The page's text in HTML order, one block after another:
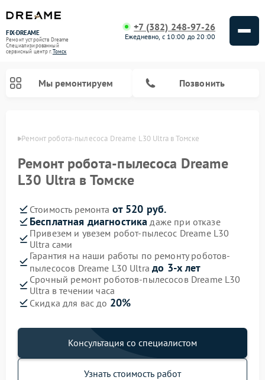
FIX-DREAME
Ремонт устройств Dreame
Специализированный
cервисный центр г.Томск
+7 (382) 248-97-26
Ежедневно, с 10:00 до 20:00
Мы ремонтируем Позвонить
Ремонт робота-пылесоса Dreame L30 Ultra в Томске
Ремонт робота-пылесоса Dreame
L30 Ultra в Томске
Стоимость ремонта от 520 руб.
Бесплатная диагностика даже при отказе
Привезем и увезем робот-пылесос Dreame L30
Ultra сами
Гарантия на наши работы по ремонту роботов-
пылесосов Dreame L30 Ultraдо 3-х лет
Срочный ремонт роботов-пылесосов Dreame L30
Ultra в течении часа
Скидка для вас до 20%
Консультация со специалистом
Узнать стоимость работ